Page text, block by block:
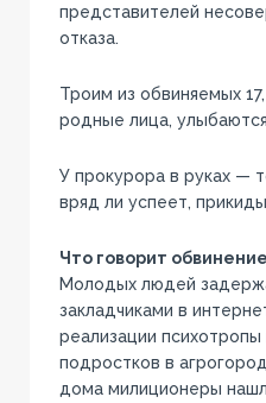
представителей
отказа.
Троим из обвиняемых
родные лица,
У прокурора в руках —
вряд ли успеет,
Что говорит
Молодых людей
закладчиками в
реализации
подростков в
дома милиционеры